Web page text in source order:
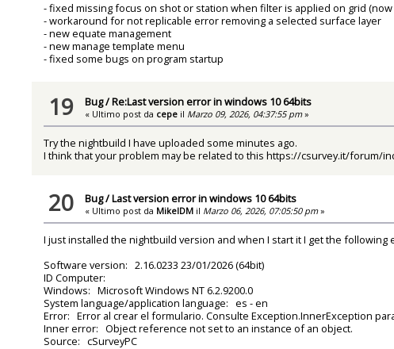
- fixed missing focus on shot or station when filter is applied on grid
- workaround for not replicable error removing a selected surface layer
- new equate management
- new manage template menu
- fixed some bugs on program startup
19 Bug/Re:Last version error in windows 10 64bits
« Ultimo post da cepe il Marzo 09, 2026, 04:37:55 pm»
Try the nightbuild I have uploaded some minutes ago.
I think that your problem may be related to thishttps://csurvey.it/forum/
20 Bug/Last version error in windows 10 64bits
« Ultimo post da MikelDM il Marzo 06, 2026, 07:05:50 pm»
I just installed the nightbuild version and when I start it I get the following
Software version: 2.16.0233 23/01/2026 (64bit)
ID Computer:
Windows: Microsoft Windows NT 6.2.9200.0
System language/application language: es - en
Error: Error al crear el formulario. Consulte Exception.InnerException
Inner error: Object reference not set to an instance of an object.
Source: cSurveyPC